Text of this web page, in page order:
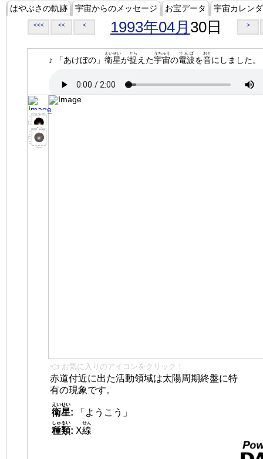
はやぶさの軌跡 宇宙からのメッセージ お宝データ 宇宙カレン
<<< << < 1993年04月 30日 >
♪ 「あけぼの」 衛星
えいせい
が捉
とら
えた宇宙
うちゅう
の電波
でんぱ
を音
おと
にしました。
👈 お気に入りのアイコンをクリック！
赤道付近に出た活動領域は太陽周期終盤に特
有の現象です。
衛星
えいせい
:
「ようこう」
種類
しゅるい
: X線
せん